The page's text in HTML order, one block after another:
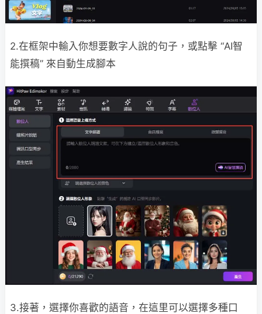
2.在框架中輸入你想要數字人說的句子，或點擊 “AI智
能撰稿” 來自動生成腳本
3.接著，選擇你喜歡的語音，在這里可以選擇多種口